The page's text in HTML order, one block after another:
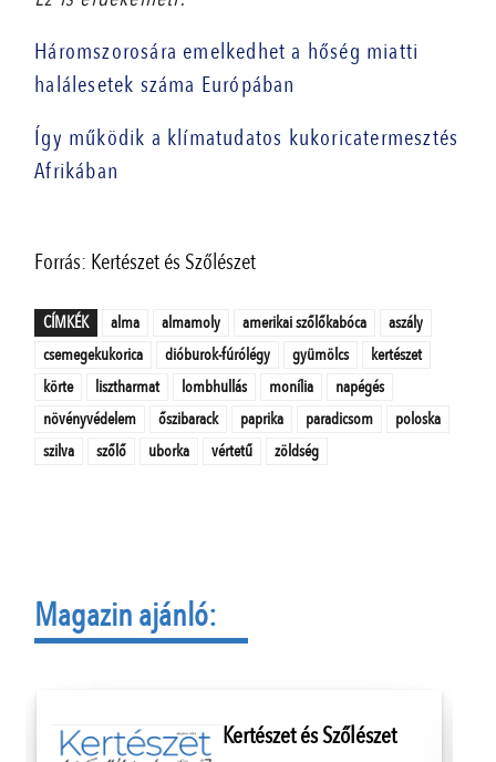
Háromszorosára emelkedhet a hőség miatti
halálesetek száma Európában
Így működik a klímatudatos kukoricatermesztés
Afrikában
Forrás: Kertészet és Szőlészet
CÍMKÉK alma almamoly amerikai szőlőkabóca
aszály
csemegekukorica
dióburok-fúrólégy gyümölcs
kertészet
körte
lisztharmat lombhullás monília
napégés
növényvédelem
őszibarack paprika paradicsom
poloska
szilva
szőlő uborka vértetű zöldség
Magazin ajánló:
Kertészet és Szőlészet